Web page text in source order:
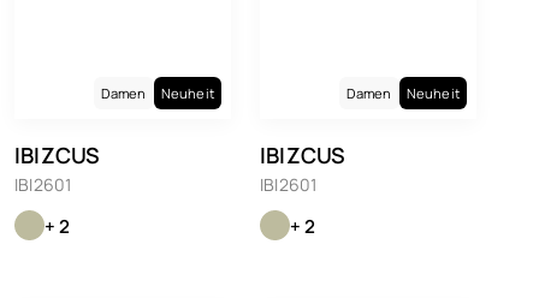
Damen Neuheit
IBIZCUS
IBI2601
+ 2
Damen Neuheit
IBIZCUS
IBI2601
+ 2